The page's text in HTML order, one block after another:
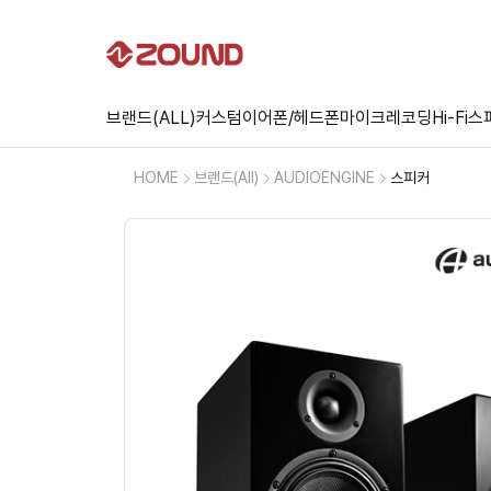
브랜드(ALL)커스텀이어폰/헤드폰마이크레코딩Hi-Fi스
HOME 브랜드(All) AUDIOENGINE 스피커